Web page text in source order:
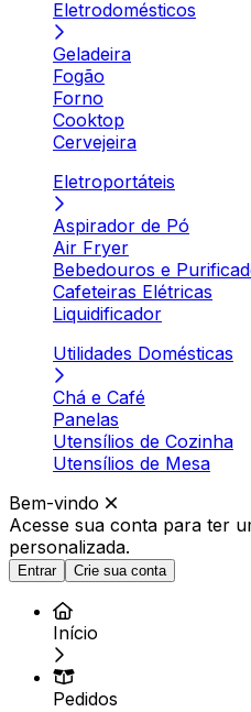
Eletrodomésticos
Geladeira
Fogão
Forno
Cooktop
Cervejeira
Eletroportáteis
Aspirador de Pó
Air Fryer
Bebedouros e
Cafeteiras Elétricas
Liquidificador
Utilidades Domésticas
Chá e Café
Panelas
Utensílios de Cozinha
Utensílios de Mesa
Bem-vindo
Acesse sua conta para ter
personalizada.
Entrar Crie sua conta
Início
Pedidos